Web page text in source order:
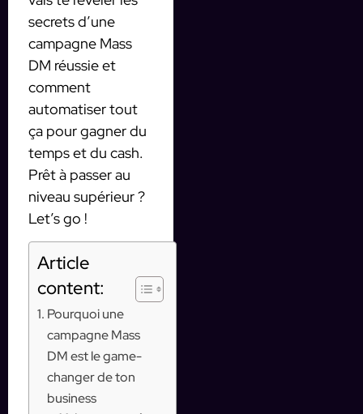
secrets d’une
campagne Mass
DM réussie et
comment
automatiser tout
ça pour gagner du
temps et du cash.
Prêt à passer au
niveau supérieur ?
Let’s go !
Article
content:
Pourquoi une
campagne Mass
DM est le game-
changer de ton
business